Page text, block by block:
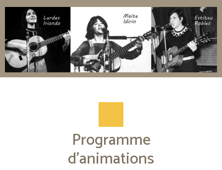
Programme
d'animations